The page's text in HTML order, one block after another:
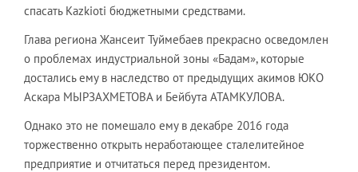
спасать Kazkioti бюджетными средствами.
Глава региона Жансеит Туймебаев прекрасно осведомлен
о проблемах индустриальной зоны «Бадам», которые
достались ему в наследство от предыдущих акимов ЮКО
Аскара МЫРЗАХМЕТОВА и Бейбута АТАМКУЛОВА.
Однако это не помешало ему в декабре 2016 года
торжественно открыть неработающее сталелитейное
предприятие и отчитаться перед президентом.